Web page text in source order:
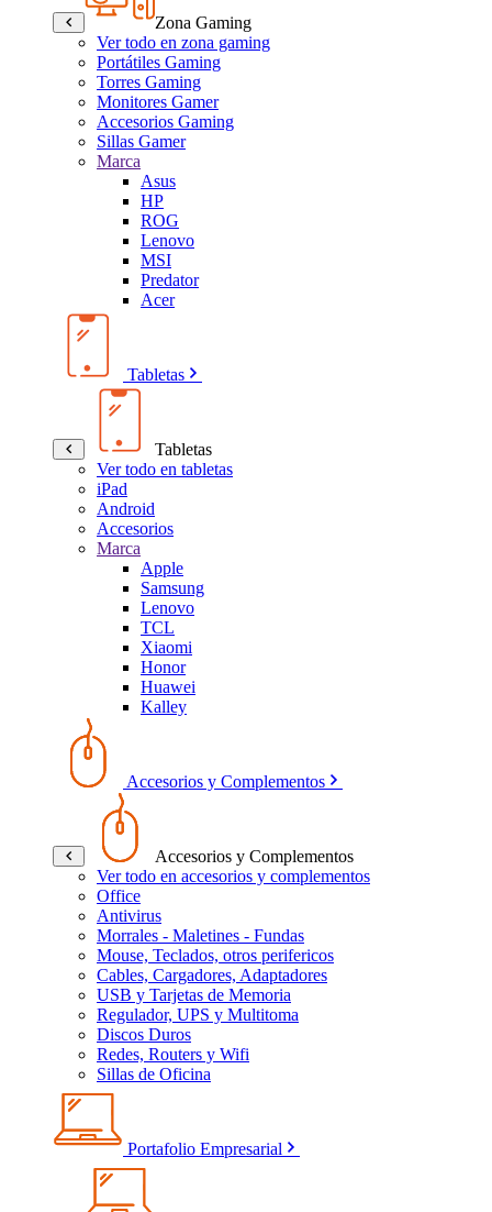
Zona Gaming
Ver todo en zona gaming
Portátiles Gaming
Torres Gaming
Monitores Gamer
Accesorios Gaming
Sillas Gamer
Marca
Asus
HP
ROG
Lenovo
MSI
Predator
Acer
Tabletas
Tabletas
Ver todo en tabletas
iPad
Android
Accesorios
Marca
Apple
Samsung
Lenovo
TCL
Xiaomi
Honor
Huawei
Kalley
Accesorios y Complementos
Accesorios y Complementos
Ver todo en accesorios y complementos
Office
Antivirus
Morrales - Maletines - Fundas
Mouse, Teclados, otros perifericos
Cables, Cargadores, Adaptadores
USB y Tarjetas de Memoria
Regulador, UPS y Multitoma
Discos Duros
Redes, Routers y Wifi
Sillas de Oficina
Portafolio Empresarial